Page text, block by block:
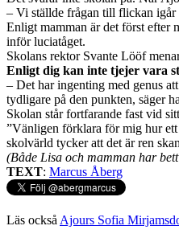
– Vi ställde frågan till flickan igår
Enligt mamman är det först efter
inför luciatåget.
Skolans rektor Svante Lööf
Enligt dig kan inte tjejer vara
– Det har ingenting med genus
tydligare på den punkten, säger
Skolan står fortfarande fast vid
”Vänligen förklara för mig hur ett
skolvärld tycker att det är ren
(Både Lisa och mamman har
TEXT: Marcus Åberg
Läs också Ajours Sofia